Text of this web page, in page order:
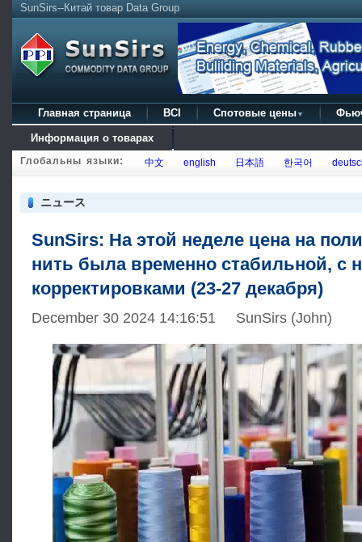
SunSirs--Китай товар Data Group
Главная страница BCI Спотовые цены ▼
Информация о товарах
Глобальны языки: 中文 english 日本語 한국어
ニュース
SunSirs: На этой неделе цена на
нить была временно стабильной, с
корректировками (23-27 декабря)
December 30 2024 14:16:51 SunSirs (John)